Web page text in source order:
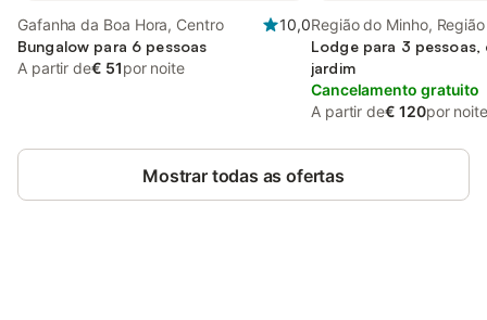
Gafanha da Boa Hora, Centro
10,0
Bungalow para 6 pessoas
A partir de€ 51por noite
Região do Minho,
Lodge para 3 pessoas,
jardim
Cancelamento gratuito
A partir de€ 120por noite
Mostrar todas as ofertas